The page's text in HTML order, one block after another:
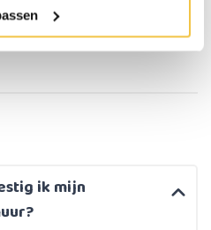
adviesop maat
ik mijn